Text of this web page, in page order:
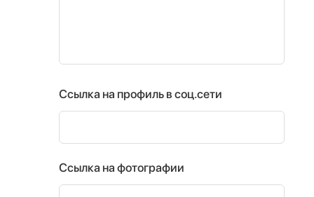
Ссылка на профиль в соц.сети
Ссылка на фотографии